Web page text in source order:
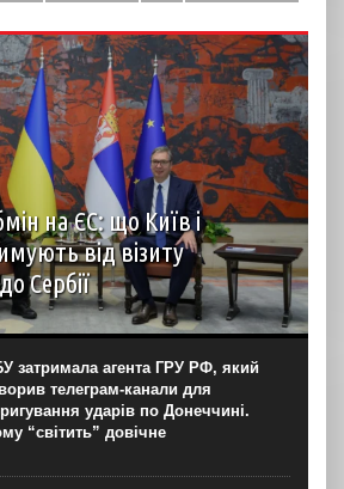
на ЄС: що Київ і
від візиту
Сербії
до Белграда став
сербських відносин візитом
до Сербії. Попри те, що Белград
найбільш проросійських партнерів
затримала агента ГРУ РФ, який
телеграм-канали для
ударів по Донеччині.
“світить” довічне